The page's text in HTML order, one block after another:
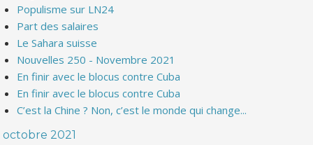
Populisme sur LN24
Part des salaires
Le Sahara suisse
Nouvelles 250 - Novembre 2021
En finir avec le blocus contre Cuba
En finir avec le blocus contre Cuba
C’est la Chine ? Non, c’est le monde qui change...
octobre 2021